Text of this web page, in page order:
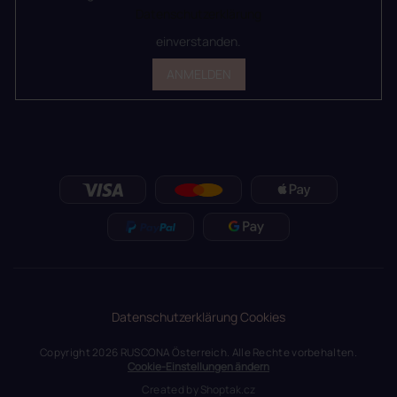
einverstanden.
DatenschutzerklärungCookies
Copyright 2026 RUSCONA Österreich. Alle Rechte vorbehalten.
Cookie-Einstellungen ändern
Created byShoptak.cz